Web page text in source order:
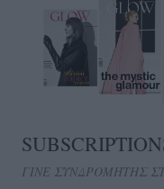
ΓΙΝΕ ΣΥΝΔΡΟΜΗΤΗΣ